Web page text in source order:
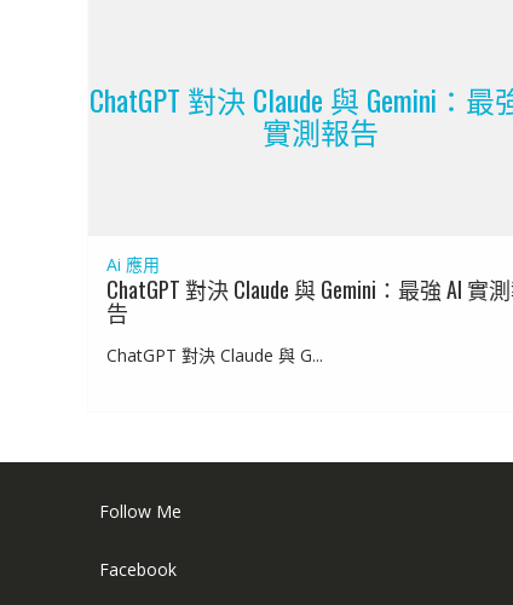
ChatGPT 對決 Claude 與 Gemini：最
實測報告
Ai 應用
ChatGPT 對決 Claude 與 Gemini：最強 AI 實
告
ChatGPT 對決 Claude 與 G...
Follow Me
Facebook